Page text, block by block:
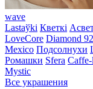
wave
Lastaўki Кветкі
LoveCore Diamond
Mexico Подсолнухи
Ромашки Sfera
Mystic
Все украшения